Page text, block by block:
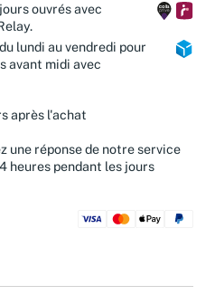
ouvrés avec
lundi au vendredi pour
avant midi avec
après l'achat
une réponse de notre service
heures pendant les jours